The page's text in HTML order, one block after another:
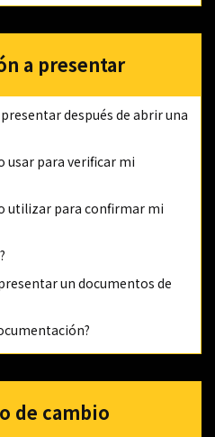
a presentar
después de abrir una
usar para verificar mi
utilizar para confirmar mi
un documentos de
de cambio